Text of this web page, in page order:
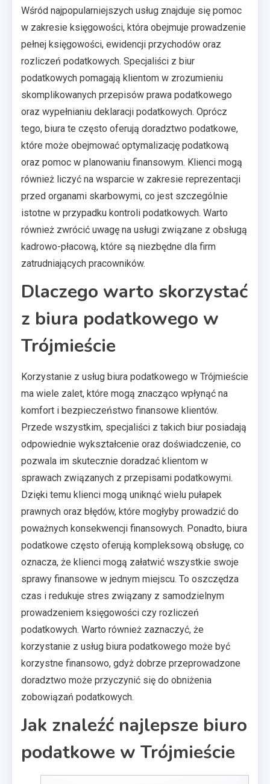
Wśród najpopularniejszych usług znajduje się pomoc
w zakresie księgowości, która obejmuje prowadzenie
pełnej księgowości, ewidencji przychodów oraz
rozliczeń podatkowych. Specjaliści z biur
podatkowych pomagają klientom w zrozumieniu
skomplikowanych przepisów prawa podatkowego
oraz wypełnianiu deklaracji podatkowych. Oprócz
tego, biura te często oferują doradztwo podatkowe,
które może obejmować optymalizację podatkową
oraz pomoc w planowaniu finansowym. Klienci mogą
również liczyć na wsparcie w zakresie reprezentacji
przed organami skarbowymi, co jest szczególnie
istotne w przypadku kontroli podatkowych. Warto
również zwrócić uwagę na usługi związane z obsługą
kadrowo-płacową, które są niezbędne dla firm
zatrudniających pracowników.
Dlaczego warto skorzystać
z biura podatkowego w
Trójmieście
Korzystanie z usług biura podatkowego w Trójmieście
ma wiele zalet, które mogą znacząco wpłynąć na
komfort i bezpieczeństwo finansowe klientów.
Przede wszystkim, specjaliści z takich biur posiadają
odpowiednie wykształcenie oraz doświadczenie, co
pozwala im skutecznie doradzać klientom w
sprawach związanych z przepisami podatkowymi.
Dzięki temu klienci mogą uniknąć wielu pułapek
prawnych oraz błędów, które mogłyby prowadzić do
poważnych konsekwencji finansowych. Ponadto, biura
podatkowe często oferują kompleksową obsługę, co
oznacza, że klienci mogą załatwić wszystkie swoje
sprawy finansowe w jednym miejscu. To oszczędza
czas i redukuje stres związany z samodzielnym
prowadzeniem księgowości czy rozliczeń
podatkowych. Warto również zaznaczyć, że
korzystanie z usług biura podatkowego może być
korzystne finansowo, gdyż dobrze przeprowadzone
doradztwo może przyczynić się do obniżenia
zobowiązań podatkowych.
Jak znaleźć najlepsze biuro
podatkowe w Trójmieście